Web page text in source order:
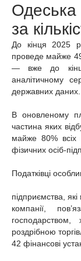
за
До кінця 2025
проведе майже
— вже до
аналітичному
державних даних.
В оновленому
частина яких
майже 80% всіх
фізичних осіб-
Податківці
підприємства,
компанії,
господарством,
роздрібною
42 фінансові